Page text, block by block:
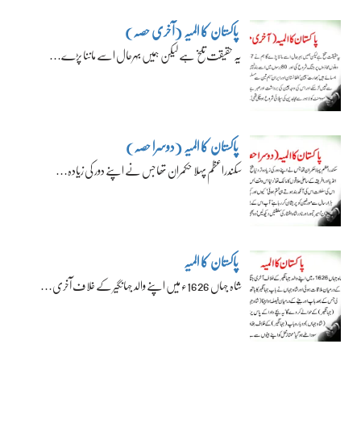
پاکستان کا المیہ (آخری حصہ)
یہ حقیقت تلخ ہے لیکن ہمیں بہرحال اسے ماننا پڑے…
پاکستان کا المیہ (دوسرا حصہ)
سکندراعظم پہلا حکمران تھا جس نے اپنے دور کی زیادہ…
پاکستان کا المیہ
شاہ جہاں 1626ء میں اپنے والد جہانگیر کے خلاف آخری…